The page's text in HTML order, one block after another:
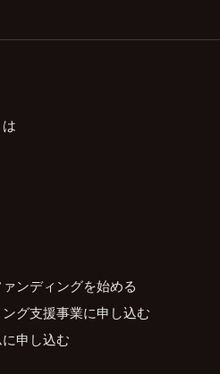
ンディングを始める
グ支援事業に申し込む
申し込む